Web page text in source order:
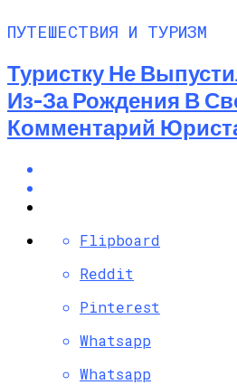
ПУТЕШЕСТВИЯ И ТУРИЗМ
Туристку Не
Из-За Рождения В
Комментарий
Flipboard
Reddit
Pinterest
Whatsapp
Whatsapp